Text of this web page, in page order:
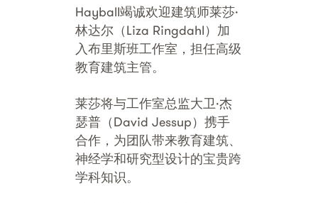
Hayball竭诚欢迎建筑师莱莎·
林达尔（Liza Ringdahl）加
入布里斯班工作室，担任高级
教育建筑主管。
莱莎将与工作室总监大卫·杰
瑟普（David Jessup）携手
合作，为团队带来教育建筑、
神经学和研究型设计的宝贵跨
学科知识。